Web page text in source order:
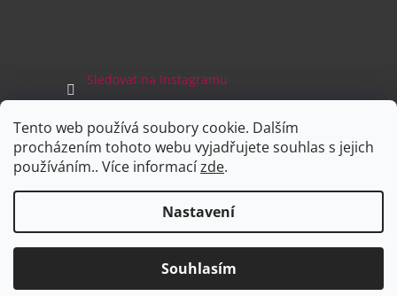
Tento web používá soubory cookie. Dalším
procházením tohoto webu vyjadřujete souhlas s jejich
používáním.. Více informacízde.
Nastavení
Souhlasím
Sledovat na Instagramu
Facebook
Vytvořil Shoptet
Copyright 2026Sboty.cz. Všechna práva vyhrazena.